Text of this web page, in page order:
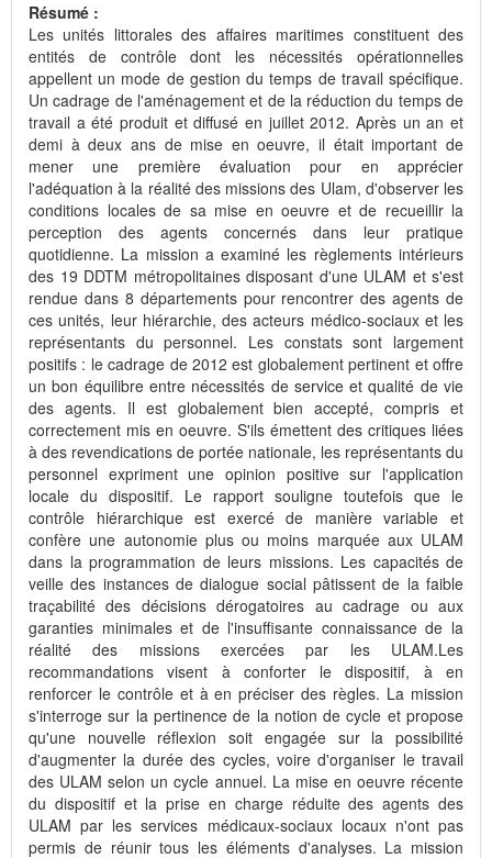
Résumé :
Les unités littorales des affaires maritimes constituent des
entités de contrôle dont les nécessités opérationnelles
appellent un mode de gestion du temps de travail spécifique.
Un cadrage de l'aménagement et de la réduction du temps de
travail a été produit et diffusé en juillet 2012. Après un an et
demi à deux ans de mise en oeuvre, il était important de
mener une première évaluation pour en apprécier
l'adéquation à la réalité des missions des Ulam, d'observer les
conditions locales de sa mise en oeuvre et de recueillir la
perception des agents concernés dans leur pratique
quotidienne. La mission a examiné les règlements intérieurs
des 19 DDTM métropolitaines disposant d'une ULAM et s'est
rendue dans 8 départements pour rencontrer des agents de
ces unités, leur hiérarchie, des acteurs médico-sociaux et les
représentants du personnel. Les constats sont largement
positifs : le cadrage de 2012 est globalement pertinent et offre
un bon équilibre entre nécessités de service et qualité de vie
des agents. Il est globalement bien accepté, compris et
correctement mis en oeuvre. S'ils émettent des critiques liées
à des revendications de portée nationale, les représentants du
personnel expriment une opinion positive sur l'application
locale du dispositif. Le rapport souligne toutefois que le
contrôle hiérarchique est exercé de manière variable et
confère une autonomie plus ou moins marquée aux ULAM
dans la programmation de leurs missions. Les capacités de
veille des instances de dialogue social pâtissent de la faible
traçabilité des décisions dérogatoires au cadrage ou aux
garanties minimales et de l'insuffisante connaissance de la
réalité des missions exercées par les ULAM.Les
recommandations visent à conforter le dispositif, à en
renforcer le contrôle et à en préciser des règles. La mission
s'interroge sur la pertinence de la notion de cycle et propose
qu'une nouvelle réflexion soit engagée sur la possibilité
d'augmenter la durée des cycles, voire d'organiser le travail
des ULAM selon un cycle annuel. La mise en oeuvre récente
du dispositif et la prise en charge réduite des agents des
ULAM par les services médicaux-sociaux locaux n'ont pas
permis de réunir tous les éléments d'analyses. La mission